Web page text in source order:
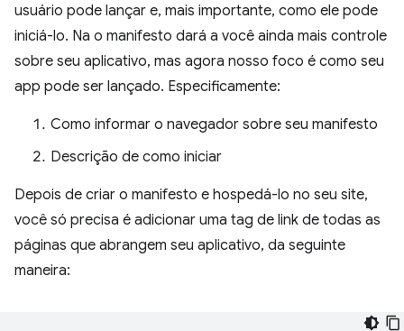
usuário pode lançar e, mais importante, como ele pode
iniciá-lo. Na o manifesto dará a você ainda mais controle
sobre seu aplicativo, mas agora nosso foco é como seu
app pode ser lançado. Especificamente:
Como informar o navegador sobre seu manifesto
Descrição de como iniciar
Depois de criar o manifesto e hospedá-lo no seu site,
você só precisa é adicionar uma tag de link de todas as
páginas que abrangem seu aplicativo, da seguinte
maneira: